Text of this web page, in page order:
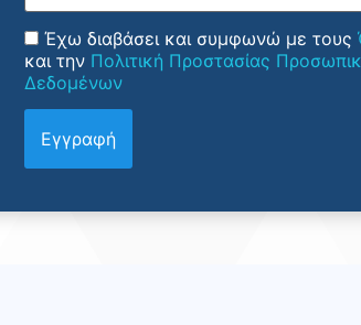
Έχω διαβάσει και συμφωνώ με τους
και την Πολιτική Προστασίας
Δεδομένων